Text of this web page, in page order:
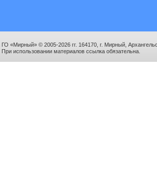
ГО «Мирный» © 2005-2026 гг. 164170, г. Мирный,
При использовании материалов ссылка обязательна.